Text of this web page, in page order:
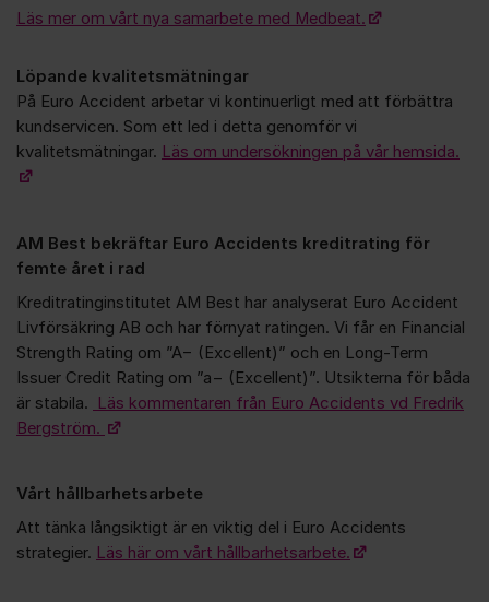
Läs mer om vårt nya samarbete med Medbeat.
Löpande kvalitetsmätningar
På Euro Accident arbetar vi kontinuerligt med att förbättra
kundservicen. Som ett led i detta genomför vi
kvalitetsmätningar. Läs om undersökningen på vår hemsida.
AM Best bekräftar Euro Accidents kreditrating för
femte året i rad
Kreditratinginstitutet AM Best har analyserat Euro Accident
Livförsäkring AB och har förnyat ratingen. Vi får en Financial
Strength Rating om ”A− (Excellent)” och en Long-Term
Issuer Credit Rating om ”a− (Excellent)”. Utsikterna för båda
är stabila.
Läs kommentaren från Euro Accidents vd Fredrik
Bergström.
Vårt hållbarhetsarbete
Att tänka långsiktigt är en viktig del i Euro Accidents
strategier. Läs här om vårt hållbarhetsarbete.